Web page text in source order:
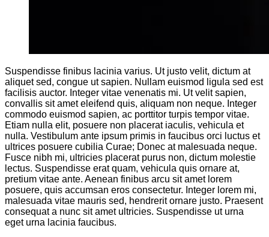
Suspendisse finibus lacinia varius. Ut justo velit, dictum at
aliquet sed, congue ut sapien. Nullam euismod ligula sed est
facilisis auctor. Integer vitae venenatis mi. Ut velit sapien,
convallis sit amet eleifend quis, aliquam non neque. Integer
commodo euismod sapien, ac porttitor turpis tempor vitae.
Etiam nulla elit, posuere non placerat iaculis, vehicula et
nulla. Vestibulum ante ipsum primis in faucibus orci luctus et
ultrices posuere cubilia Curae; Donec at malesuada neque.
Fusce nibh mi, ultricies placerat purus non, dictum molestie
lectus. Suspendisse erat quam, vehicula quis ornare at,
pretium vitae ante. Aenean finibus arcu sit amet lorem
posuere, quis accumsan eros consectetur. Integer lorem mi,
malesuada vitae mauris sed, hendrerit ornare justo. Praesent
consequat a nunc sit amet ultricies. Suspendisse ut urna
eget urna lacinia faucibus.